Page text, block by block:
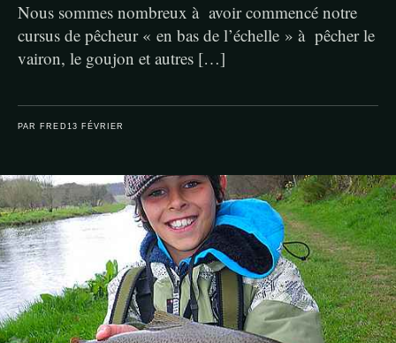
Nous sommes nombreux à avoir commencé notre
cursus de pêcheur « en bas de l’échelle » à pêcher le
vairon, le goujon et autres […]
PAR FRED 13 FÉVRIER